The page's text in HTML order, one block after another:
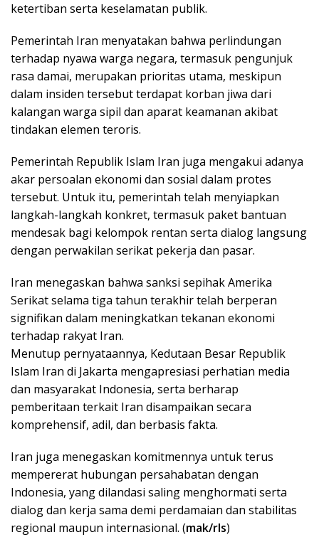
ketertiban serta keselamatan publik.
Pemerintah Iran menyatakan bahwa perlindungan
terhadap nyawa warga negara, termasuk pengunjuk
rasa damai, merupakan prioritas utama, meskipun
dalam insiden tersebut terdapat korban jiwa dari
kalangan warga sipil dan aparat keamanan akibat
tindakan elemen teroris.
Pemerintah Republik Islam Iran juga mengakui adanya
akar persoalan ekonomi dan sosial dalam protes
tersebut. Untuk itu, pemerintah telah menyiapkan
langkah-langkah konkret, termasuk paket bantuan
mendesak bagi kelompok rentan serta dialog langsung
dengan perwakilan serikat pekerja dan pasar.
Iran menegaskan bahwa sanksi sepihak Amerika
Serikat selama tiga tahun terakhir telah berperan
signifikan dalam meningkatkan tekanan ekonomi
terhadap rakyat Iran.
Menutup pernyataannya, Kedutaan Besar Republik
Islam Iran di Jakarta mengapresiasi perhatian media
dan masyarakat Indonesia, serta berharap
pemberitaan terkait Iran disampaikan secara
komprehensif, adil, dan berbasis fakta.
Iran juga menegaskan komitmennya untuk terus
mempererat hubungan persahabatan dengan
Indonesia, yang dilandasi saling menghormati serta
dialog dan kerja sama demi perdamaian dan stabilitas
regional maupun internasional. (mak/rls)